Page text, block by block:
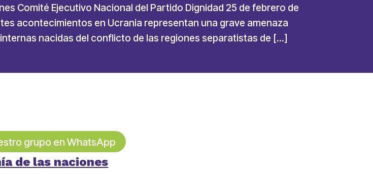
Comité Ejecutivo Nacional del Partido Dignidad 25 de febrero de
acontecimientos en Ucrania representan una grave amenaza
nacidas del conflicto de las regiones separatistas de […]
grupo en WhatsApp
de las naciones